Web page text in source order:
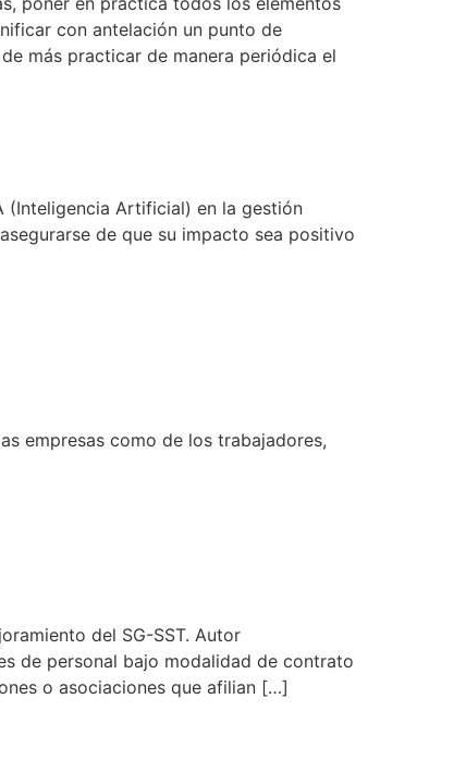
con antelación un punto de
más practicar de manera periódica el
(Inteligencia Artificial) en la gestión
de que su impacto sea positivo
empresas como de los trabajadores,
del SG-SST. Autor
de personal bajo modalidad de contrato
o asociaciones que afilian […]